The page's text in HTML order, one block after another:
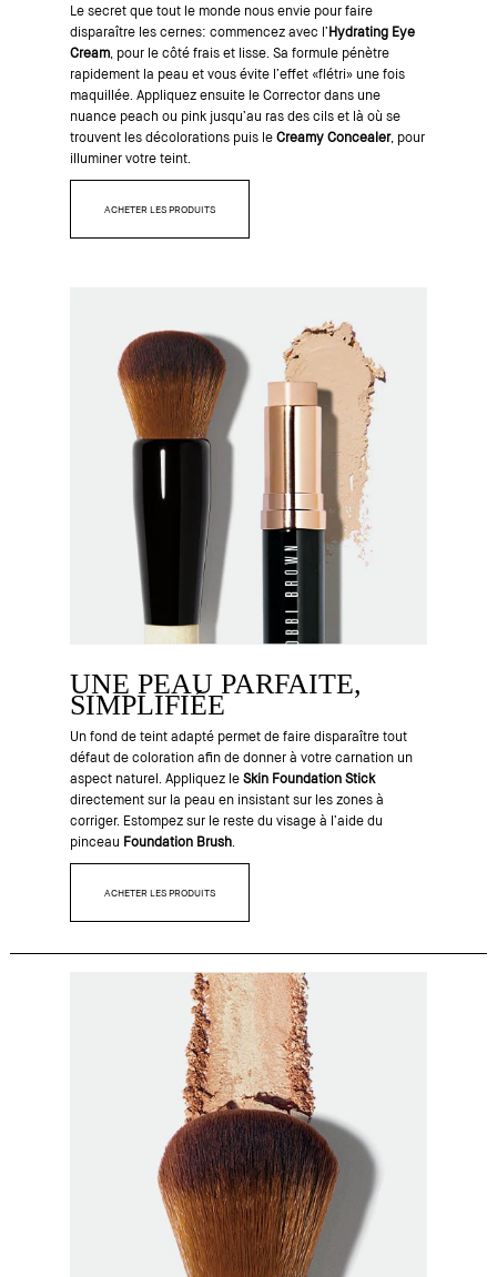
Le secret que tout le monde nous envie pour faire
disparaître les cernes: commencez avec l’Hydrating Eye
Cream, pour le côté frais et lisse. Sa formule pénètre
rapidement la peau et vous évite l’effet «flétri» une fois
maquillée. Appliquez ensuite le Corrector dans une
nuance peach ou pink jusqu’au ras des cils et là où se
trouvent les décolorations puis le Creamy Concealer, pour
illuminer votre teint.
ACHETER LES PRODUITS
UNE PEAU PARFAITE,
SIMPLIFIÉE
Un fond de teint adapté permet de faire disparaître tout
défaut de coloration afin de donner à votre carnation un
aspect naturel. Appliquez le Skin Foundation Stick
directement sur la peau en insistant sur les zones à
corriger. Estompez sur le reste du visage à l’aide du
pinceau Foundation Brush.
ACHETER LES PRODUITS